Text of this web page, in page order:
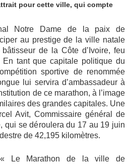
pour cette ville, qui compte
Notre Dame de la paix de
au prestige de la ville natale
de la Côte d’Ivoire, feu
En tant que capitale politique du
sportive de renommée
lui servira d’ambassadeur à
de ce marathon, à l’image
des grandes capitales. Une
Avit, Commissaire général de
qui se déroulera du 17 au 19 juin
de 42,195 kilomètres.
« Le Marathon de la ville de